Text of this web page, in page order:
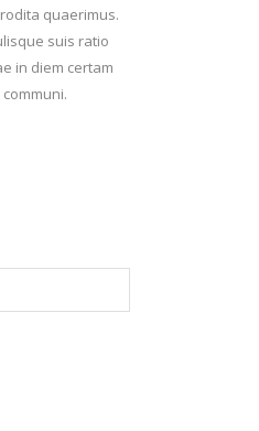
quaerimus.
suis ratio
in diem certam